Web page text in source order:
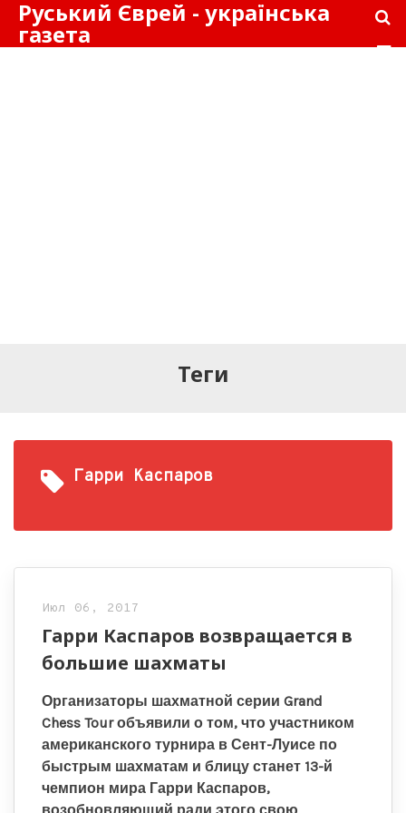
Руський Єврей - українська
газета
Теги
Гарри Каспаров
Июл 06, 2017
Гарри Каспаров возвращается в
большие шахматы
Организаторы шахматной серии Grand
Chess Tour объявили о том, что участником
американского турнира в Сент-Луисе по
быстрым шахматам и блицу станет 13-й
чемпион мира Гарри Каспаров,